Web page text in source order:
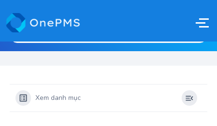
Xem danh mục